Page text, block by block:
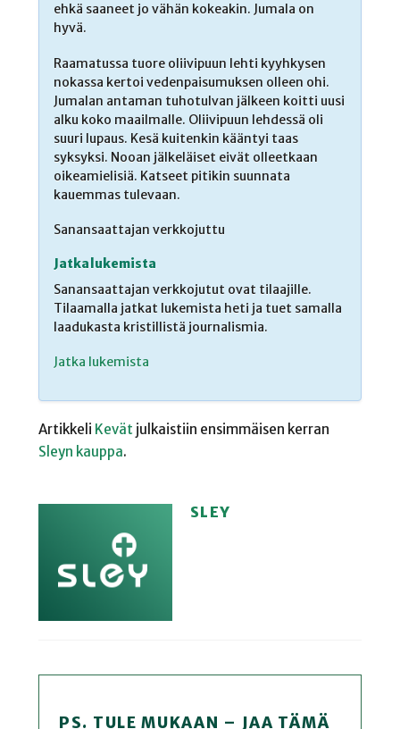
ehkä saaneet jo vähän kokeakin. Jumala on
hyvä.
Raamatussa tuore oliivipuun lehti kyyhkysen
nokassa kertoi vedenpaisumuksen olleen ohi.
Jumalan antaman tuhotulvan jälkeen koitti uusi
alku koko maailmalle. Oliivipuun lehdessä oli
suuri lupaus. Kesä kuitenkin kääntyi taas
syksyksi. Nooan jälkeläiset eivät olleetkaan
oikeamielisiä. Katseet pitikin suunnata
kauemmas tulevaan.
Sanansaattajan verkkojuttu
Jatka lukemista
Sanansaattajan verkkojutut ovat tilaajille.
Tilaamalla jatkat lukemista heti ja tuet samalla
laadukasta kristillistä journalismia.
Jatka lukemista
Artikkeli Kevät julkaistiin ensimmäisen kerran
Sleyn kauppa.
SLEY
PS. TULE MUKAAN – JAA TÄMÄ